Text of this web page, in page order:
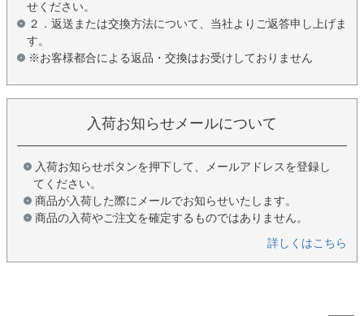
せください。
２．返送または交換方法について、当社よりご返答申し上げま
す。
※お客様都合による返品・交換はお受けしておりません
入荷お知らせメールについて
入荷お知らせボタンを押下して、メールアドレスを登録し
てください。
商品が入荷した際にメールでお知らせいたします。
商品の入荷やご注文を確定するものではありません。
詳しくはこちら